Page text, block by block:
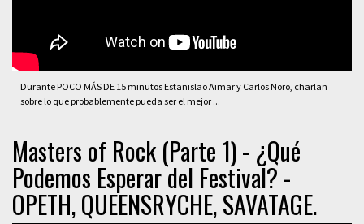
Durante POCO MÁS DE 15 minutos Estanislao Aimar y Carlos Noro, charlan
sobre lo que probablemente pueda ser el mejor ...
Masters of Rock (Parte 1) - ¿Qué
Podemos Esperar del Festival? -
OPETH, QUEENSRYCHE, SAVATAGE.